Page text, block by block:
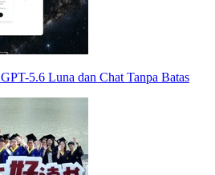
5.6 Luna dan Chat Tanpa Batas